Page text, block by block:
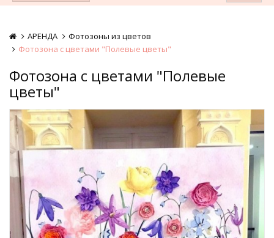
АРЕНДА
Фотозоны из цветов
Фотозона с цветами "Полевые цветы"
Фотозона с цветами "Полевые
цветы"